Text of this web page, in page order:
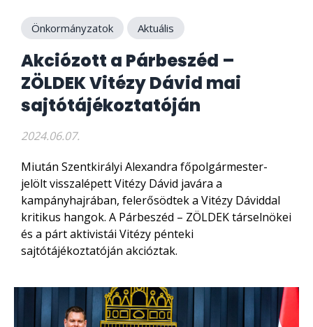
Önkormányzatok Aktuális
Akciózott a Párbeszéd –
ZÖLDEK Vitézy Dávid mai
sajtótájékoztatóján
2024.06.07.
Miután Szentkirályi Alexandra főpolgármester-
jelölt visszalépett Vitézy Dávid javára a
kampányhajrában, felerősödtek a Vitézy Dáviddal
kritikus hangok. A Párbeszéd – ZÖLDEK társelnökei
és a párt aktivistái Vitézy pénteki
sajtótájékoztatóján akcióztak.